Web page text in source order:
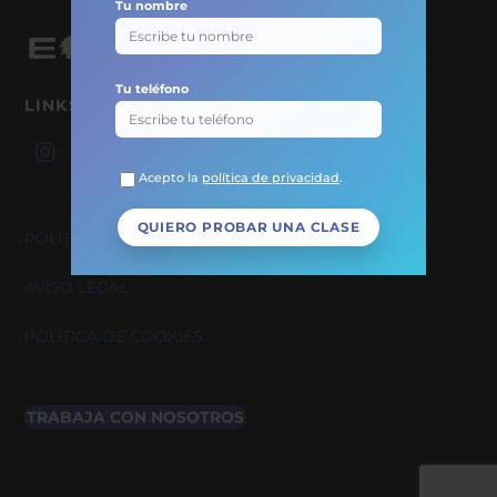
Tu nombre
Tu teléfono
Acepto la política de privacidad.
Back
LINKS
POLÍTICA DE PRIVACIDAD
AVISO LEGAL
POLÍTICA DE COOKIES
TRABAJA CON NOSOTROS